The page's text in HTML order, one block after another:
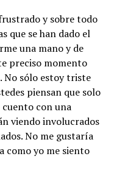
y sobre todo
que se han dado el
una mano y de
preciso momento
No sólo estoy triste
piensan que solo
cuento con una
viendo involucrados
No me gustaría
como yo me siento